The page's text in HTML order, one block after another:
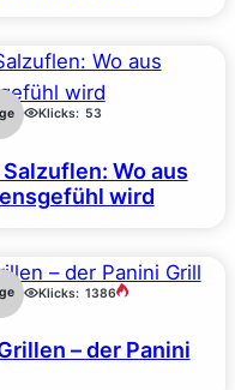
Klicks: 53
Wo aus
wird
Klicks: 1386
– der Panini